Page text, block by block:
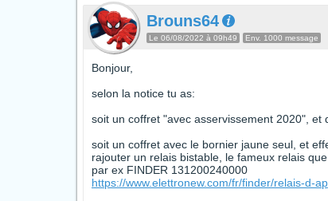
Brouns64
Le 06/08/2022 à 09h49 Env. 1000 message
Bonjour,
selon la notice tu as:
soit un coffret "avec asservissement 2020", et
soit un coffret avec le bornier jaune seul, et
rajouter un relais bistable, le fameux relais
par ex FINDER 131200240000
https://www.elettronew.com/fr/finder/relais-d-